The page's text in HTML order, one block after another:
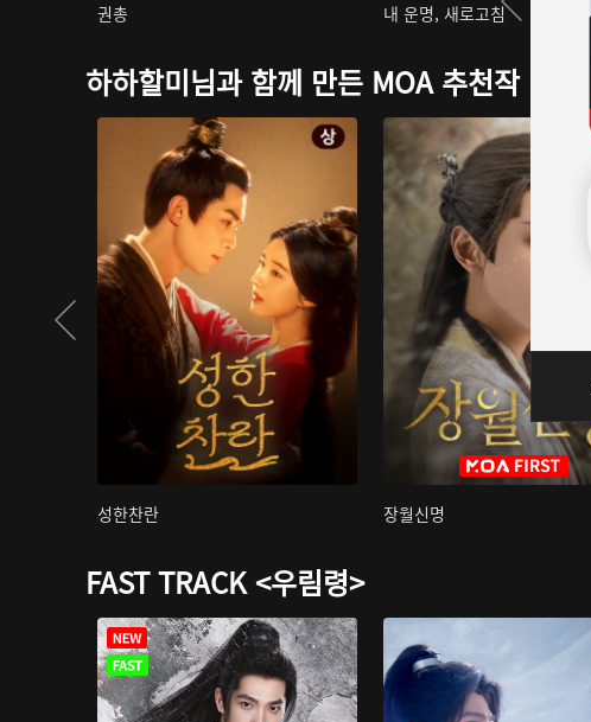
권총 내 운명, 새로고침
하하할미님과 함께 만든 MOA 추천작
성한찬란 장월신명
FAST TRACK <우림령>